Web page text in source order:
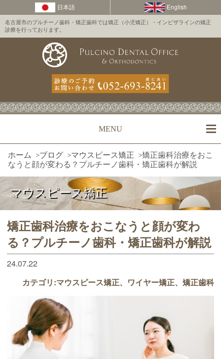
名古屋市のプルチーノ歯科・矯正歯科では矯正（小児矯正）・インビザラインの矯正
診療を行っております。
MENU
ホーム >ブログ >マウスピース矯正 >矯正歯科治療をおこ
なうと顔が変わる？プルチーノ歯科・矯正歯科が解説
マウスピース矯正
矯正歯科治療をおこなうと顔が変わ
る？プルチーノ歯科・矯正歯科が解説
24.07.22
カテゴリ:マウスピース矯正 ワイヤー矯正 矯正歯科